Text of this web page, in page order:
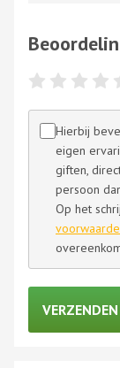
Hierbij
eigen
giften,
persoon
Op het